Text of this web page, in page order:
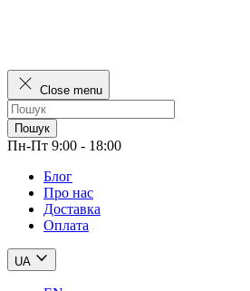
Close menu
Пошук
Пн-Пт 9:00 - 18:00
Блог
Про нас
Доставка
Оплата
UA